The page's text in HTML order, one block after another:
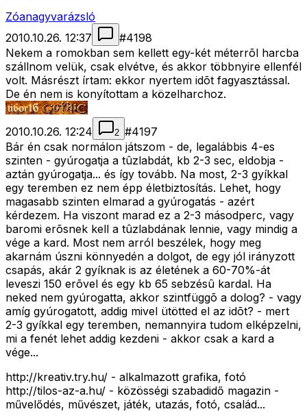
Zóanagyvarázsló
2010.10.26. 12:37
#4198
Nekem a romokban sem kellett egy-két méterrõl harcba
szállnom velük, csak elvétve, és akkor többnyire ellenfél
volt. Másrészt írtam: ekkor nyertem idõt fagyasztással.
De én nem is konyítottam a közelharchoz.
2010.10.26. 12:24 2 #4197
Bár én csak normálon játszom - de, legalábbis 4-es
szinten - gyúrogatja a tûzlabdát, kb 2-3 sec, eldobja -
aztán gyúrogatja... és így tovább. Na most, 2-3 gyíkkal
egy teremben ez nem épp életbiztosítás. Lehet, hogy
magasabb szinten elmarad a gyúrogatás - azért
kérdezem. Ha viszont marad ez a 2-3 másodperc, vagy
baromi erõsnek kell a tûzlabdának lennie, vagy mindig a
vége a kard. Most nem arról beszélek, hogy meg
akarnám úszni könnyedén a dolgot, de egy jól irányzott
csapás, akár 2 gyíknak is az életének a 60-70%-át
leveszi 150 erõvel és egy kb 65 sebzésû kardal. Ha
neked nem gyúrogatta, akkor szintfüggõ a dolog? - vagy
amíg gyúrogatott, addig mivel ütötted el az idõt? - mert
2-3 gyíkkal egy teremben, nemannyira tudom elképzelni,
mi a fenét lehet addig kezdeni - akkor csak a kard a
vége...
http://kreativ.try.hu/ - alkalmazott grafika, fotó
http://tilos-az-a.hu/ - közösségi szabadidő magazin -
művelődés, művészet, játék, utazás, fotó, család...